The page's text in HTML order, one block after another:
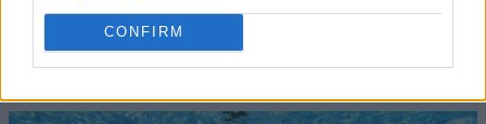
CONFIRM